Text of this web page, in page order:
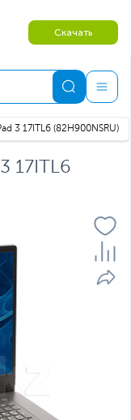
Скачать
3 17ITL6 (82H900NSRU)
17ITL6